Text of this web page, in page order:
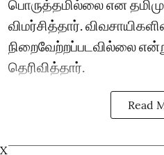
பொருத்தமில்லை என
விமர்சித்தார்.
நிறைவேற்றப்படவில்லை
தெரிவித்தார்.
Read
X